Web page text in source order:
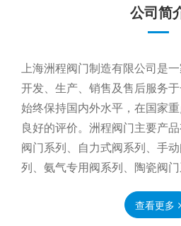
公司简
上海洲程阀门制造有限公司是
开发、生产、销售及售后服务
始终保持国内外水平，在国家
良好的评价。洲程阀门主要产
阀门系列、自力式阀系列、手
列、氨气专用阀系列、陶瓷阀
查看更多